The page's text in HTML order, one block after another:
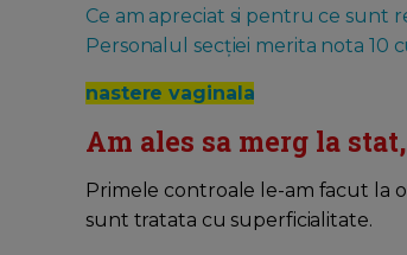
Ce am apreciat si pentru ce sunt
Personalul secției merita nota 10
nastere vaginala
Am ales sa merg la
Primele controale le-am facut la
sunt tratata cu superficialitate.